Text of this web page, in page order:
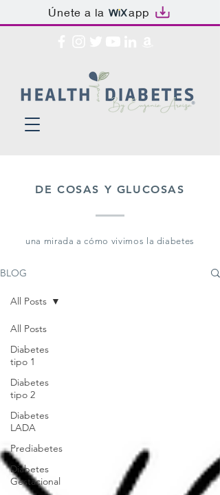
Únete a la app
DE COSAS Y GLUCOSAS
una mirada a cómo vivimos la diabetes
BLOG
All Posts
Diabetes
tipo 1
Diabetes
tipo 2
Diabetes
LADA
Prediabetes
Diabetes
Gestacional
All Posts